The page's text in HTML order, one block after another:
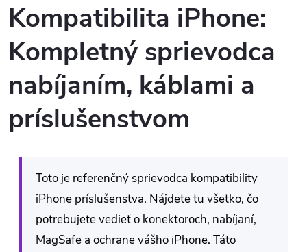
Kompatibilita iPhone:
Kompletný sprievodca
nabíjaním, káblami a
príslušenstvom
Toto je referenčný sprievodca kompatibility
iPhone príslušenstva. Nájdete tu všetko, čo
potrebujete vedieť o konektoroch, nabíjaní,
MagSafe a ochrane vášho iPhone. Táto